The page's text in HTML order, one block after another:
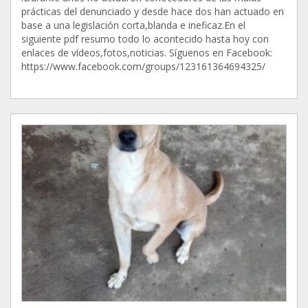
prácticas del denunciado y desde hace dos han actuado en
base a una legislación corta,blanda e ineficaz.En el
siguiente pdf resumo todo lo acontecido hasta hoy con
enlaces de vídeos,fotos,noticias. Síguenos en Facebook:
https://www.facebook.com/groups/123161364694325/